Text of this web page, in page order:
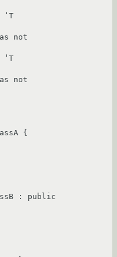
not
not
{
: public